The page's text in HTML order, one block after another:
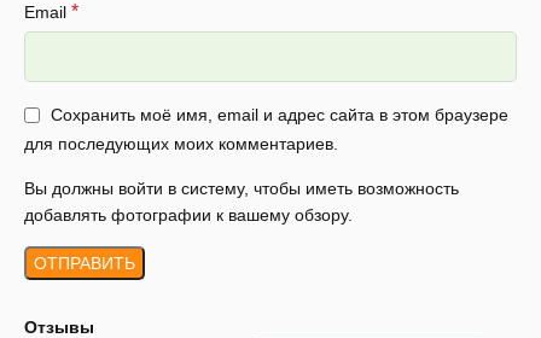
Отзывы
Email *
Сохранить моё имя, email и адрес сайта в этом браузере
для последующих моих комментариев.
Вы должны войти в систему, чтобы иметь возможность
добавлять фотографии к вашему обзору.